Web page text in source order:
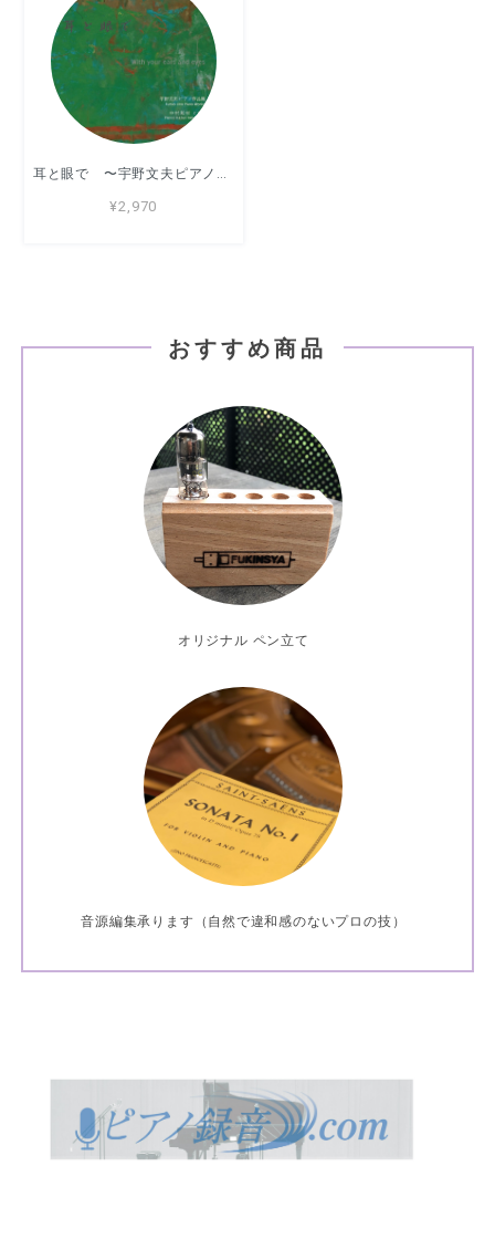
¥2,970
おすすめ商品
オリジナル ペン立て
音源編集承ります（自然で違和感のないプロの技）